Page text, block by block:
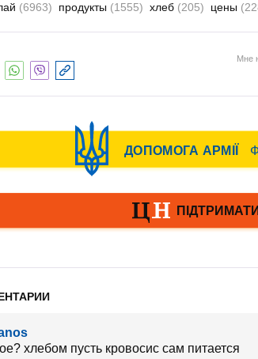
(6963) продукты (1555) хлеб (205) цены
Мне
хлебом пусть кровосис сам питается